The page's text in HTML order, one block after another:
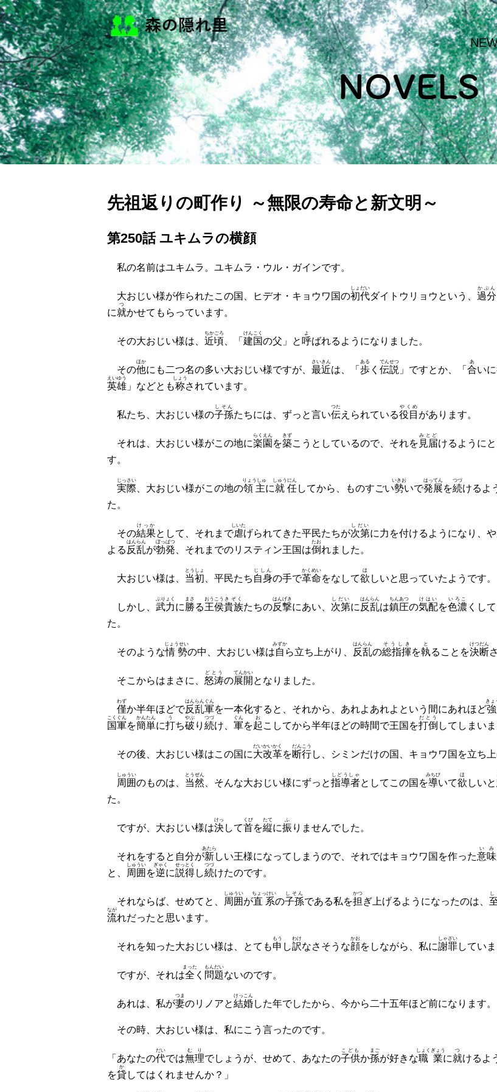
NOVELS
先祖返りの町作り ～無限の寿命と新文明～
第250話 ユキムラの横顔
私の名前はユキムラ。ユキムラ・ウル・ガインです。
大おじい様が作られたこの国、ヒデオ・キョウワ国の初代
しょだい
ダイトウリョウという、 過分
かぶん
に就
つ
かせてもらっています。
その大おじい様は、 近頃
ちかごろ
、「 建国
けんこく
の父」と 呼
よ
ばれるようになりました。
その他
ほか
にも二つ名の多い大おじい様ですが、 最近
さいきん
は、「 歩
ある
く 伝説
でんせつ
」ですとか、「 合
あ
い
英雄
えいゆう
」などとも称
しょう
されています。
私たち、大おじい様の子孫
しそん
たちには、ずっと言い伝
つた
えられている役目
やくめ
があります。
それは、大おじい様がこの地に楽園
らくえん
を築
きず
こうとしているので、それを 見届
みとど
けるように
す。
実際
じっさい
、大おじい様がこの地の領主
りょうしゅ
に就
しゅう
任
にん
してから、ものすごい勢
いきお
いで発展
はってん
を続
つづ
けるよ
た。
その結果
けっか
として、それまで虐
しいた
げられてきた平民たちが次第
しだい
に力を付けるようになり、
よる 反乱
はんらん
が勃発
ぼっぱつ
、それまでのリスティン王国は倒
たお
れました。
大おじい様は、 当初
とうしょ
、平民たち 自身
じしん
の手で革命
かくめい
をなして欲
ほ
しいと思っていたようです。
しかし、 武力
ぶりょく
に勝
まさ
る王侯
おうこう
貴族
きぞく
たちの反撃
はんげき
にあい、 次第
しだい
に 反乱
はんらん
は鎮圧
ちんあつ
の気配
けはい
を色濃
いろこ
くし
た。
そのような情勢
じょうせい
の中、大おじい様は自
みずか
ら立ち上がり、 反乱
はんらん
の総指揮
そうしき
を執
と
ることを決断
けつだん
そこからはまさに、 怒涛
どとう
の展開
てんかい
となりました。
僅
わず
か半年ほどで反乱軍
はんらんぐん
を一本化すると、それから、あれよあれよという間にあれほど
きょ
国軍
こくぐん
を簡
かん
単
たん
に打
う
ち破
やぶ
り 続
つづ
け、 軍
ぐん
を起
お
こしてから半年ほどの時間で王国を打倒
だとう
してしまいま
その後、大おじい様はこの国に大改革
だいかいかく
を断行
だんこう
し、シミンだけの国、キョウワ国を立ち上
周囲
しゅうい
のものは、 当然
とうぜん
、そんな大おじい様にずっと指導者
しどうしゃ
としてこの国を導
みちび
いて欲
ほ
しいと
た。
ですが、大おじい様は決
けっ
して首
くび
を縦
たて
に振
ふ
りませんでした。
それをすると自分が新
あたら
しい王様になってしまうので、それではキョウワ国を作った意味
いみ
と、
周囲
しゅうい
を逆
ぎゃく
に説得
せっとく
し続
つづ
けたのです。
それならば、せめてと、 周囲
しゅうい
が直系
ちょっけい
の子孫
しそん
である私を担
かつ
ぎ上げるようになったのは、
し
流
なが
れだったと思います。
それを知った大おじい様は、とても申
もう
し訳
わけ
なさそうな顔
かお
をしながら、私に謝罪
しゃざい
していま
ですが、それは全
まった
く 問題
もんだい
ないのです。
あれは、私が妻
つま
のリノアと結婚
けっこん
した年でしたから、今から二十五年ほど前になります。
その時、大おじい様は、私にこう言ったのです。
「あなたの代
だい
では無理
むり
でしょうが、せめて、あなたの子供
こども
か孫
まご
が好きな職業
しょくぎょう
に就
つ
けるよ
を貸
か
してはくれませんか？」